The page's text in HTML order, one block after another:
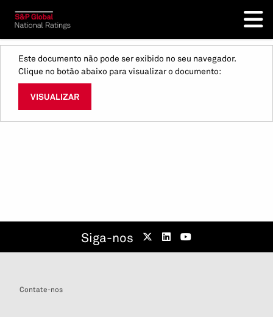
Este documento não pode ser exibido no seu navegador.
Clique no botão abaixo para visualizar o documento:
VISUALIZAR
Siga-nos
Contate-nos